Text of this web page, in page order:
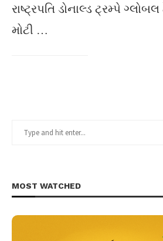
રાષ્ટ્રપતિ ડોનાલ્ડ ટ્રમ્પે
મોટી …
MOST WATCHED